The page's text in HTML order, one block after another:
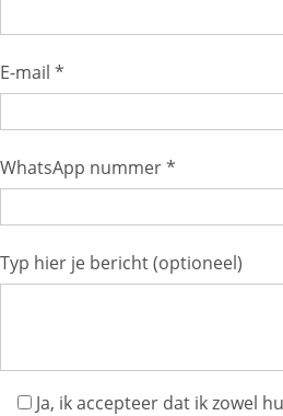
E-mail *
WhatsApp nummer *
Typ hier je bericht (optioneel)
Ja, ik accepteer dat ik zowel